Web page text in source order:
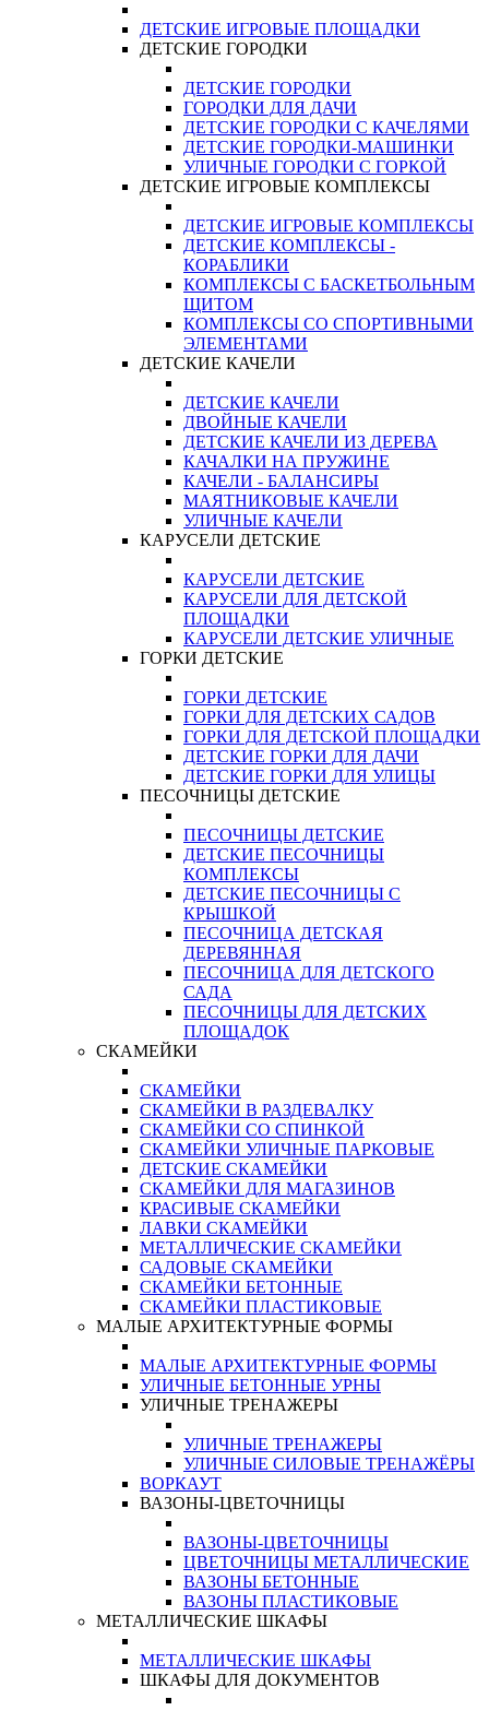
ДЕТСКИЕ ИГРОВЫЕ ПЛОЩАДКИ
ДЕТСКИЕ ГОРОДКИ
ДЕТСКИЕ ГОРОДКИ
ГОРОДКИ ДЛЯ ДАЧИ
ДЕТСКИЕ ГОРОДКИ С КАЧЕЛЯМИ
ДЕТСКИЕ ГОРОДКИ-МАШИНКИ
УЛИЧНЫЕ ГОРОДКИ С ГОРКОЙ
ДЕТСКИЕ ИГРОВЫЕ КОМПЛЕКСЫ
ДЕТСКИЕ ИГРОВЫЕ КОМПЛЕКСЫ
ДЕТСКИЕ КОМПЛЕКСЫ -
КОРАБЛИКИ
КОМПЛЕКСЫ С БАСКЕТБОЛЬНЫМ
ЩИТОМ
КОМПЛЕКСЫ СО СПОРТИВНЫМИ
ЭЛЕМЕНТАМИ
ДЕТСКИЕ КАЧЕЛИ
ДЕТСКИЕ КАЧЕЛИ
ДВОЙНЫЕ КАЧЕЛИ
ДЕТСКИЕ КАЧЕЛИ ИЗ ДЕРЕВА
КАЧАЛКИ НА ПРУЖИНЕ
КАЧЕЛИ - БАЛАНСИРЫ
МАЯТНИКОВЫЕ КАЧЕЛИ
УЛИЧНЫЕ КАЧЕЛИ
КАРУСЕЛИ ДЕТСКИЕ
КАРУСЕЛИ ДЕТСКИЕ
КАРУСЕЛИ ДЛЯ ДЕТСКОЙ
ПЛОЩАДКИ
КАРУСЕЛИ ДЕТСКИЕ УЛИЧНЫЕ
ГОРКИ ДЕТСКИЕ
ГОРКИ ДЕТСКИЕ
ГОРКИ ДЛЯ ДЕТСКИХ САДОВ
ГОРКИ ДЛЯ ДЕТСКОЙ ПЛОЩАДКИ
ДЕТСКИЕ ГОРКИ ДЛЯ ДАЧИ
ДЕТСКИЕ ГОРКИ ДЛЯ УЛИЦЫ
ПЕСОЧНИЦЫ ДЕТСКИЕ
ПЕСОЧНИЦЫ ДЕТСКИЕ
ДЕТСКИЕ ПЕСОЧНИЦЫ
КОМПЛЕКСЫ
ДЕТСКИЕ ПЕСОЧНИЦЫ С
КРЫШКОЙ
ПЕСОЧНИЦА ДЕТСКАЯ
ДЕРЕВЯННАЯ
ПЕСОЧНИЦА ДЛЯ ДЕТСКОГО
САДА
ПЕСОЧНИЦЫ ДЛЯ ДЕТСКИХ
ПЛОЩАДОК
СКАМЕЙКИ
СКАМЕЙКИ
СКАМЕЙКИ В РАЗДЕВАЛКУ
СКАМЕЙКИ СО СПИНКОЙ
СКАМЕЙКИ УЛИЧНЫЕ ПАРКОВЫЕ
ДЕТСКИЕ СКАМЕЙКИ
СКАМЕЙКИ ДЛЯ МАГАЗИНОВ
КРАСИВЫЕ СКАМЕЙКИ
ЛАВКИ СКАМЕЙКИ
МЕТАЛЛИЧЕСКИЕ СКАМЕЙКИ
САДОВЫЕ СКАМЕЙКИ
СКАМЕЙКИ БЕТОННЫЕ
СКАМЕЙКИ ПЛАСТИКОВЫЕ
МАЛЫЕ АРХИТЕКТУРНЫЕ ФОРМЫ
МАЛЫЕ АРХИТЕКТУРНЫЕ ФОРМЫ
УЛИЧНЫЕ БЕТОННЫЕ УРНЫ
УЛИЧНЫЕ ТРЕНАЖЕРЫ
УЛИЧНЫЕ ТРЕНАЖЕРЫ
УЛИЧНЫЕ СИЛОВЫЕ ТРЕНАЖЁРЫ
ВОРКАУТ
ВАЗОНЫ-ЦВЕТОЧНИЦЫ
ВАЗОНЫ-ЦВЕТОЧНИЦЫ
ЦВЕТОЧНИЦЫ МЕТАЛЛИЧЕСКИЕ
ВАЗОНЫ БЕТОННЫЕ
ВАЗОНЫ ПЛАСТИКОВЫЕ
МЕТАЛЛИЧЕСКИЕ ШКАФЫ
МЕТАЛЛИЧЕСКИЕ ШКАФЫ
ШКАФЫ ДЛЯ ДОКУМЕНТОВ